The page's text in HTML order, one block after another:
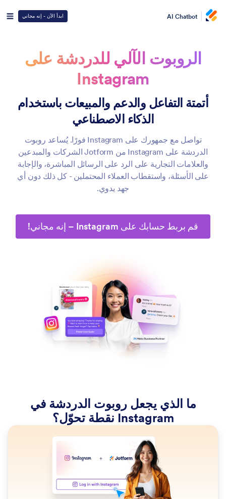
AI Chatbot ابدأ الآن - إنه مجاني
الروبوت الآلي للدردشة على
Instagram
أتمتة التفاعل والدعم والمبيعات باستخدام
الذكاء الاصطناعي
تواصل مع جمهورك على Instagram فورًا. يُساعد روبوت
الدردشة على Instagram من Jotform الشركات والمبدعين
والعلامات التجارية على الرد على الرسائل المباشرة، والإجابة
على الأسئلة، واستقطاب العملاء المحتملين - كل ذلك دون أي
جهد يدوي.
قم بربط حسابك على Instagram – إنه مجاني!
ما الذي يجعل روبوت الدردشة في
Instagram نقطة تحوّل؟